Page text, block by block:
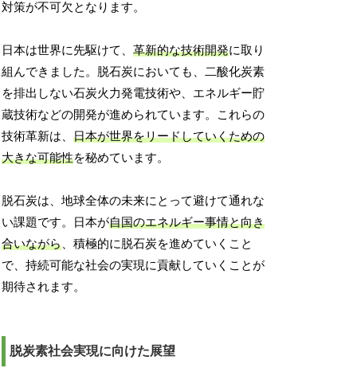
対策が不可欠となります。
日本は世界に先駆けて、革新的な技術開発に取り
組んできました。脱石炭においても、二酸化炭素
を排出しない石炭火力発電技術や、エネルギー貯
蔵技術などの開発が進められています。これらの
技術革新は、日本が世界をリードしていくための
大きな可能性を秘めています。
脱石炭は、地球全体の未来にとって避けて通れな
い課題です。日本が自国のエネルギー事情と向き
合いながら、積極的に脱石炭を進めていくこと
で、持続可能な社会の実現に貢献していくことが
期待されます。
脱炭素社会実現に向けた展望